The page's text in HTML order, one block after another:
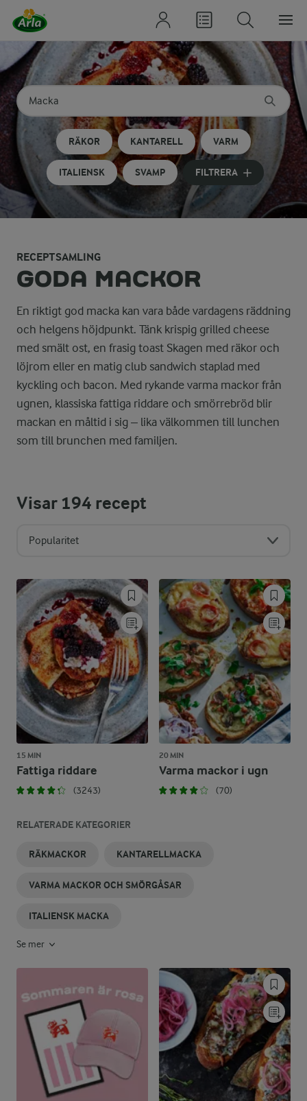
Sök på kategori eller ingrediens
Skriv in sökord för att få förslag
RÄKOR KANTARELL VARM
ITALIENSK SVAMP FILTRERA
RECEPTSAMLING
GODA MACKOR
En riktigt god macka kan vara både vardagens räddning
och helgens höjdpunkt. Tänk krispig grilled cheese
med smält ost, en frasig toast Skagen med räkor och
löjrom eller en matig club sandwich staplad med
kyckling och bacon. Med rykande varma mackor från
ugnen, klassiska fattiga riddare och smörrebröd blir
mackan en måltid i sig – lika välkommen till lunchen
som till brunchen med familjen.
Visar194 recept
Popularitet
15 MIN
Fattiga riddare
(3243)
20 MIN
Varma mackor i ugn
(70)
RELATERADE KATEGORIER
RÄKMACKOR KANTARELLMACKA
VARMA MACKOR OCH SMÖRGÅSAR
ITALIENSK MACKA
Se mer